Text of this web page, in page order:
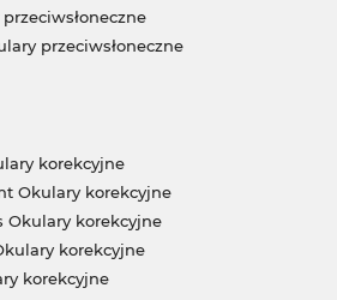
przeciwsłoneczne
korekcyjne
Okulary korekcyjne
Okulary korekcyjne
korekcyjne
korekcyjne